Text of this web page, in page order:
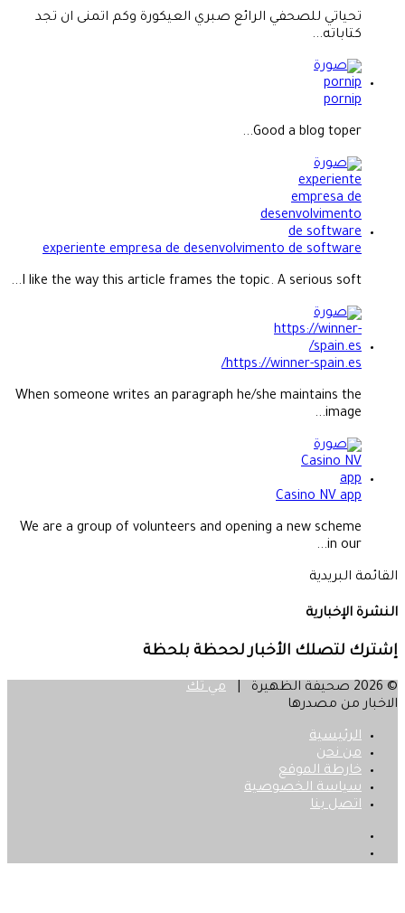
تحياتي للصحفي الرائع صبري العيكورة وكم اتمنى ان تجد
كتاباته...
pornip
Good a blog toper...
experiente empresa de desenvolvimento de software
I like the way this article frames the topic. A serious soft...
https://winner-spain.es/
When someone writes an paragraph he/she maintains the
image...
Casino NV app
We are a group of volunteers and opening a new scheme
in our...
القائمة البريدية
النشرة الإخبارية
إشترك لتصلك الأخبار لححظة بلحظة
© 2026 صحيفة الظهيرة |
مي تك
الاخبار من مصدرها
الرئيسية
من نحن
خارطة الموقع
سياسة الخصوصية
اتصل بنا